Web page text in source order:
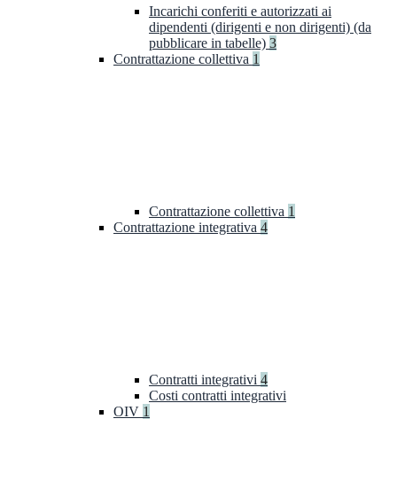
Incarichi conferiti e autorizzati ai
dipendenti (dirigenti e non dirigenti) (da
pubblicare in tabelle) 3
Contrattazione collettiva 1
Contrattazione collettiva 1
Contrattazione integrativa 4
Contratti integrativi 4
Costi contratti integrativi
OIV 1